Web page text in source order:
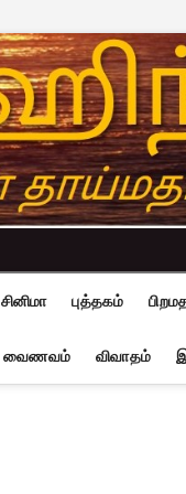
சினிமா புத்தகம்
வைணவம் விவாதம்